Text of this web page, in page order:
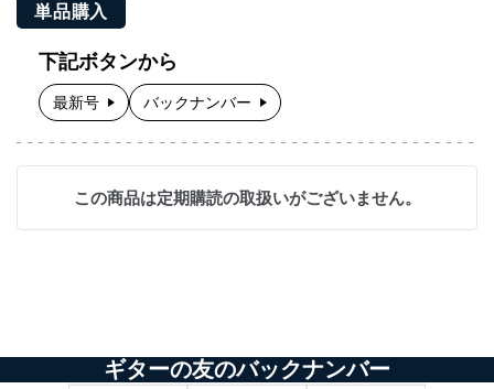
単品購入
下記ボタンから
最新号 バックナンバー
この商品は定期購読の取扱いがございません。
ギターの友のバックナンバー